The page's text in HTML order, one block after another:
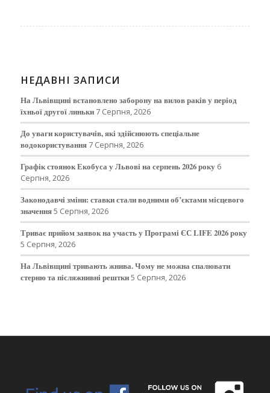
НЕДАВНІ ЗАПИСИ
На Львівщині встановлено заборону на вилов раків у період
їхньої другої линьки 7 Серпня, 2026
До уваги користувачів, які здійснюють спеціальне
водокористування 7 Серпня, 2026
Графік стоянок Екобуса у Львові на серпень 2026 року 6
Серпня, 2026
Законодавчі зміни: ставки стали водними об’єктами місцевого
значення5 Серпня, 2026
Триває прийом заявок на участь у Програмі ЄС LIFE 2026 року
5 Серпня, 2026
На Львівщині тривають жнива. Чому не можна спалювати
стерню та післяжнивні рештки5 Серпня, 2026